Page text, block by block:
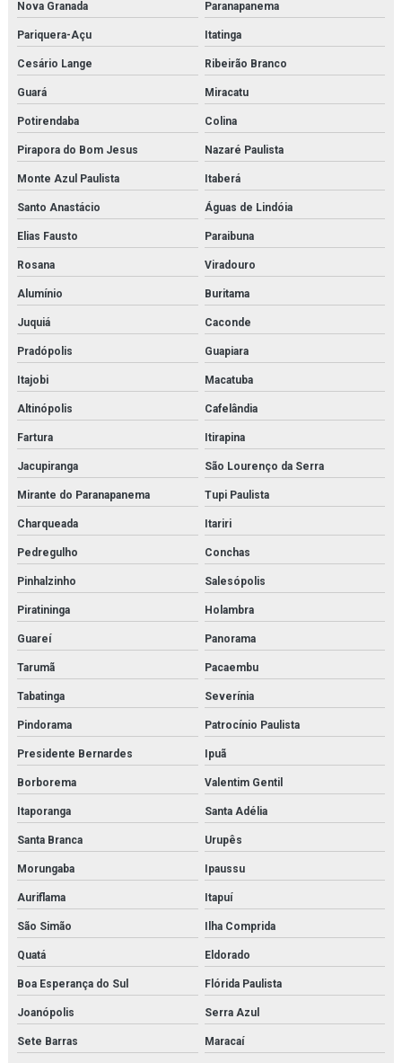
Nova Granada Paranapanema
Pariquera-Açu Itatinga
Cesário Lange Ribeirão Branco
Guará Miracatu
Potirendaba Colina
Pirapora do Bom Jesus Nazaré Paulista
Monte Azul Paulista Itaberá
Santo Anastácio Águas de Lindóia
Elias Fausto Paraibuna
Rosana Viradouro
Alumínio Buritama
Juquiá Caconde
Pradópolis Guapiara
Itajobi Macatuba
Altinópolis Cafelândia
Fartura Itirapina
Jacupiranga São Lourenço da Serra
Mirante do Paranapanema Tupi Paulista
Charqueada Itariri
Pedregulho Conchas
Pinhalzinho Salesópolis
Piratininga Holambra
Guareí Panorama
Tarumã Pacaembu
Tabatinga Severínia
Pindorama Patrocínio Paulista
Presidente Bernardes Ipuã
Borborema Valentim Gentil
Itaporanga Santa Adélia
Santa Branca Urupês
Morungaba Ipaussu
Auriflama Itapuí
São Simão Ilha Comprida
Quatá Eldorado
Boa Esperança do Sul Flórida Paulista
Joanópolis Serra Azul
Sete Barras Maracaí